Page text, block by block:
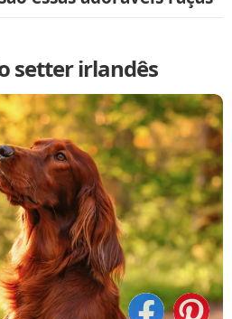
setter irlandês